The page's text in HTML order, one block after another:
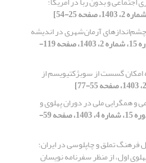
آرمان‌شهری در اندیشه
[دوره 15، شماره 2، 1403، صفحه 119-
امکان گسست از سوبژکتیویسم از
همگرایی ملی در دوران پهلوی و
[دوره 15، شماره 4، 1403، صفحه 59-
تملق و چاپلوسی در ایران؛
اول، از منظر سفرنامه نویسان